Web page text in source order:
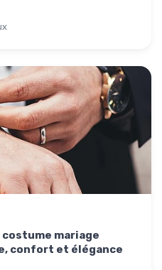
mariage
confort et élégance